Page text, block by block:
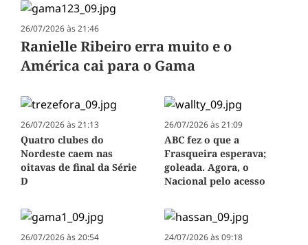
26/07/2026 às 21:46
Ranielle Ribeiro erra muito e o
América cai para o Gama
26/07/2026 às 21:13
Quatro clubes do
Nordeste caem nas
oitavas de final da Série
D
26/07/2026 às 21:09
ABC fez o que a
Frasqueira esperava;
goleada. Agora, o
Nacional pelo acesso
26/07/2026 às 20:54 24/07/2026 às 09:18